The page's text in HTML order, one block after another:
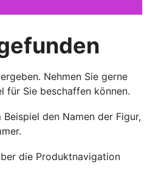
Nehmen Sie gerne
für Sie beschaffen können.
den Namen der Figur,
die Produktnavigation